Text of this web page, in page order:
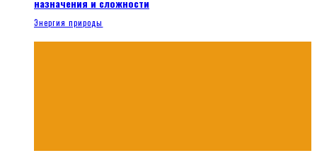
назначения и сложности
Энергия природы